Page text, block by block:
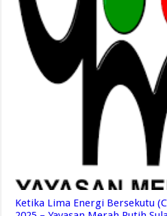
Ketika Lima Energi Bersekutu